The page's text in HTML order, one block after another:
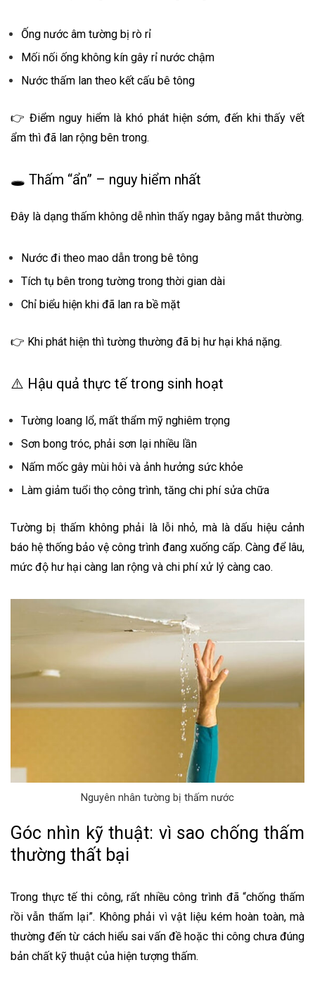
Ống nước âm tường bị rò rỉ
Mối nối ống không kín gây rỉ nước chậm
Nước thấm lan theo kết cấu bê tông
👉 Điểm nguy hiểm là khó phát hiện sớm, đến khi thấy vết
ẩm thì đã lan rộng bên trong.
🕳️ Thấm “ẩn” – nguy hiểm nhất
Đây là dạng thấm không dễ nhìn thấy ngay bằng mắt thường.
Nước đi theo mao dẫn trong bê tông
Tích tụ bên trong tường trong thời gian dài
Chỉ biểu hiện khi đã lan ra bề mặt
👉 Khi phát hiện thì tường thường đã bị hư hại khá nặng.
⚠️ Hậu quả thực tế trong sinh hoạt
Tường loang lổ, mất thẩm mỹ nghiêm trọng
Sơn bong tróc, phải sơn lại nhiều lần
Nấm mốc gây mùi hôi và ảnh hưởng sức khỏe
Làm giảm tuổi thọ công trình, tăng chi phí sửa chữa
Tường bị thấm không phải là lỗi nhỏ, mà là dấu hiệu cảnh
báo hệ thống bảo vệ công trình đang xuống cấp. Càng để lâu,
mức độ hư hại càng lan rộng và chi phí xử lý càng cao.
Nguyên nhân tường bị thấm nước
Góc nhìn kỹ thuật: vì sao chống thấm
thường thất bại
Trong thực tế thi công, rất nhiều công trình đã “chống thấm
rồi vẫn thấm lại”. Không phải vì vật liệu kém hoàn toàn, mà
thường đến từ cách hiểu sai vấn đề hoặc thi công chưa đúng
bản chất kỹ thuật của hiện tượng thấm.